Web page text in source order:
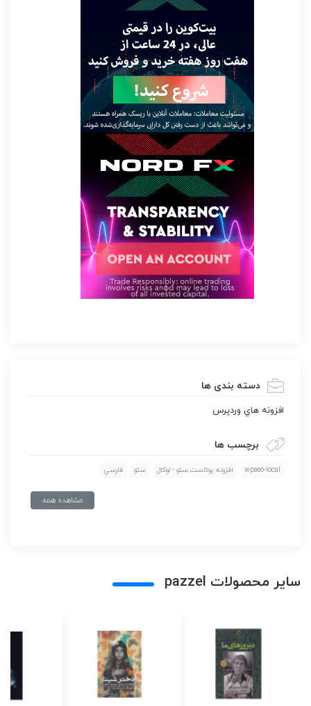
دسته بندی ها
افزونه هاي وردپرس
برچسب ها
wpseo-local افزونه پوئاست سئو - لوكال سئو فارسي
مشاهده همه
سایر محصولات pazzel